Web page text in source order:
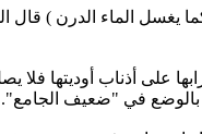
يغسل الماء الدرن )
على أذناب أوديتها
بالوضع في "ضعيف الجامع".‏